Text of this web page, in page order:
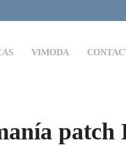
VIMODA
patch